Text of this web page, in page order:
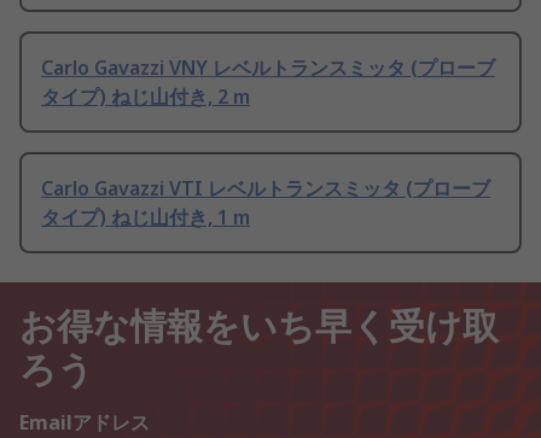
Carlo Gavazzi VNY レベルトランスミッタ (プローブ
タイプ) ねじ山付き, 2 m
Carlo Gavazzi VTI レベルトランスミッタ (プローブ
タイプ) ねじ山付き, 1 m
お得な情報をいち早く受け取
ろう
Emailアドレス